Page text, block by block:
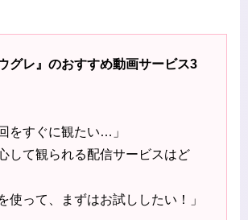
グレ』のおすすめ動画サービス3
をすぐに観たい…」
して観られる配信サービスはど
使って、まずはお試ししたい！」